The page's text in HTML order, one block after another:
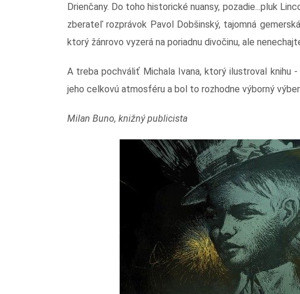
Drienčany. Do toho historické nuansy, pozadie...pluk
zberateľ rozprávok Pavol Dobšinský, tajomná
ktorý žánrovo vyzerá na poriadnu divočinu, ale
A treba pochváliť Michala Ivana, ktorý ilustroval knihu
jeho celkovú atmosféru a bol to rozhodne výborný
Milan Buno, knižný publicista